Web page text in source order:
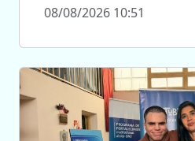
08/08/2026 10:51